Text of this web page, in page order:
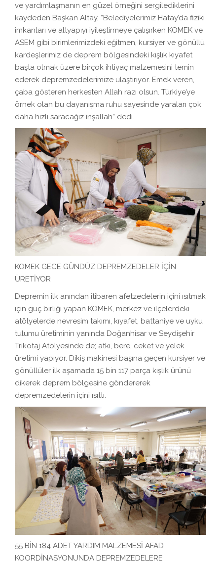
ve yardımlaşmanın en güzel örneğini sergilediklerini
kaydeden Başkan Altay, “Belediyelerimiz Hatay’da fiziki
imkanları ve altyapıyı iyileştirmeye çalışırken KOMEK ve
ASEM gibi birimlerimizdeki eğitmen, kursiyer ve gönüllü
kardeşlerimiz de deprem bölgesindeki kışlık kıyafet
başta olmak üzere birçok ihtiyaç malzemesini temin
ederek depremzedelerimize ulaştırıyor. Emek veren,
çaba gösteren herkesten Allah razı olsun. Türkiye’ye
örnek olan bu dayanışma ruhu sayesinde yaraları çok
daha hızlı saracağız inşallah” dedi.
KOMEK GECE GÜNDÜZ DEPREMZEDELER İÇİN
ÜRETİYOR
Depremin ilk anından itibaren afetzedelerin içini ısıtmak
için güç birliği yapan KOMEK, merkez ve ilçelerdeki
atölyelerde nevresim takımı, kıyafet, battaniye ve uyku
tulumu üretiminin yanında Doğanhisar ve Seydişehir
Trikotaj Atölyesinde de; atkı, bere, ceket ve yelek
üretimi yapıyor. Dikiş makinesi başına geçen kursiyer ve
gönüllüler ilk aşamada 15 bin 117 parça kışlık ürünü
dikerek deprem bölgesine göndererek
depremzedelerin içini ısıttı.
55 BİN 184 ADET YARDIM MALZEMESİ AFAD
KOORDİNASYONUNDA DEPREMZEDELERE